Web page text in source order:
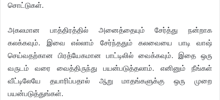
சொட்டுகள்.
அகலமான பாத்திரத்தில் அனைத்தையும் சேர்த்து நன்றாக
கலக்கவும். இவை எல்லாம் சேர்ந்ததும் கலவையை பாடி வாஷ்
செய்வதற்கான பிரத்யேகமான பாட்டிலில் வைக்கவும். இதை ஒரு
வருடம் வரை வைத்திருந்து பயன்படுத்தலாம். எனினும் நீங்கள்
வீட்டிலேயே தயாரிப்பதால் ஆறு மாதங்களுக்கு ஒரு முறை
பயன்படுத்துங்கள்.